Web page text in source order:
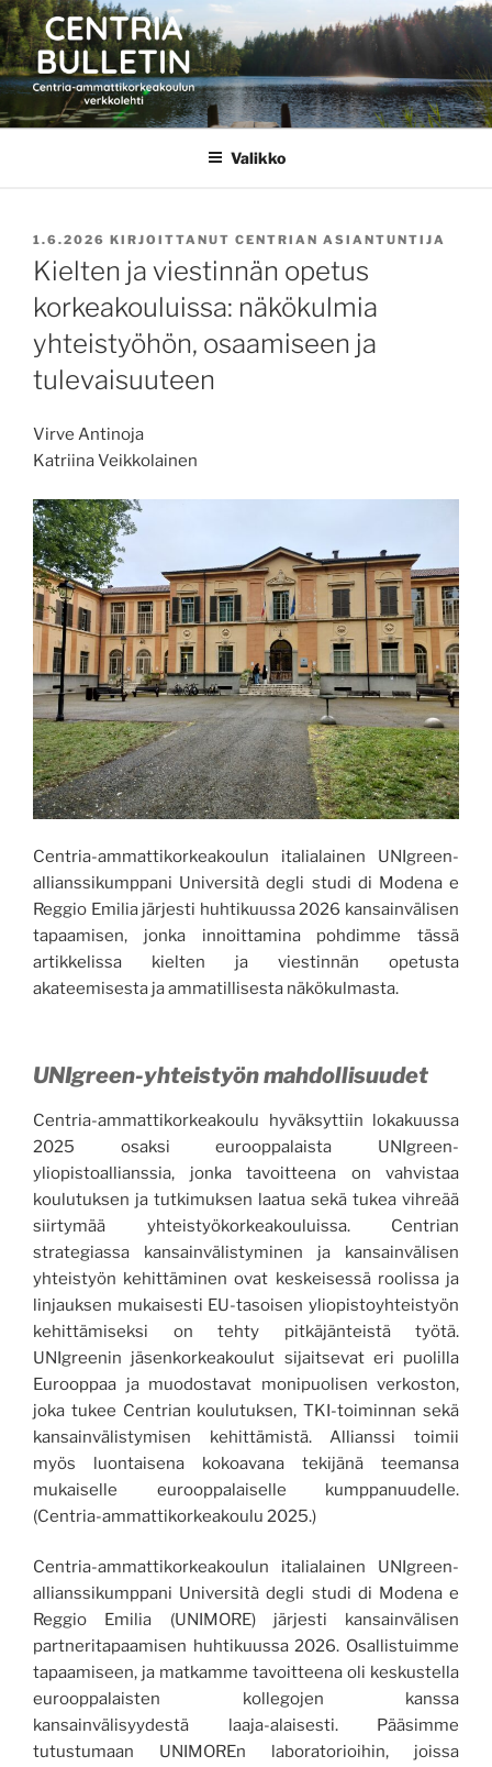
Siirry
sisältöön
CENTRIA BULLETIN
Valikko
JULKAISTU
1.6.2026 KIRJOITTANUT CENTRIAN ASIANTUNTIJA
Kielten ja viestinnän opetus
korkeakouluissa: näkökulmia
yhteistyöhön, osaamiseen ja
tulevaisuuteen
Virve Antinoja
Katriina Veikkolainen
Centria-ammattikorkeakoulun italialainen UNIgreen-
allianssikumppani Università degli studi di Modena e
Reggio Emilia järjesti huhtikuussa 2026 kansainvälisen
tapaamisen, jonka innoittamina pohdimme tässä
artikkelissa kielten ja viestinnän opetusta
akateemisesta ja ammatillisesta näkökulmasta.
UNIgreen-yhteistyön mahdollisuudet
Centria-ammattikorkeakoulu hyväksyttiin lokakuussa
2025 osaksi eurooppalaista UNIgreen-
yliopistoallianssia, jonka tavoitteena on vahvistaa
koulutuksen ja tutkimuksen laatua sekä tukea vihreää
siirtymää yhteistyökorkeakouluissa. Centrian
strategiassa kansainvälistyminen ja kansainvälisen
yhteistyön kehittäminen ovat keskeisessä roolissa ja
linjauksen mukaisesti EU-tasoisen yliopistoyhteistyön
kehittämiseksi on tehty pitkäjänteistä työtä.
UNIgreenin jäsenkorkeakoulut sijaitsevat eri puolilla
Eurooppaa ja muodostavat monipuolisen verkoston,
joka tukee Centrian koulutuksen, TKI-toiminnan sekä
kansainvälistymisen kehittämistä. Allianssi toimii
myös luontaisena kokoavana tekijänä teemansa
mukaiselle eurooppalaiselle kumppanuudelle.
(Centria-ammattikorkeakoulu 2025.)
Centria-ammattikorkeakoulun italialainen UNIgreen-
allianssikumppani Università degli studi di Modena e
Reggio Emilia (UNIMORE) järjesti kansainvälisen
partneritapaamisen huhtikuussa 2026. Osallistuimme
tapaamiseen, ja matkamme tavoitteena oli keskustella
eurooppalaisten kollegojen kanssa
kansainvälisyydestä laaja-alaisesti. Pääsimme
tutustumaan UNIMOREn laboratorioihin, joissa